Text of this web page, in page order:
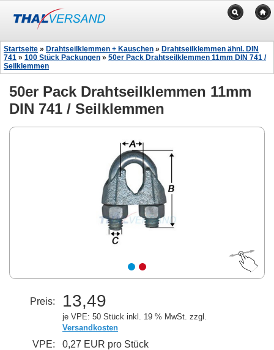
Startseite » Drahtseilklemmen + Kauschen » Drahtseilklemmen ähnl. DIN
741 » 100 Stück Packungen » 50er Pack Drahtseilklemmen 11mm DIN 741 /
Seilklemmen
50er Pack Drahtseilklemmen 11mm
DIN 741 / Seilklemmen
Preis: 13,49
je VPE: 50 Stück inkl. 19 % MwSt. zzgl.
Versandkosten
VPE:
0,27 EUR pro Stück